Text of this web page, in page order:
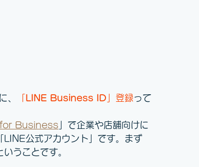
、
LINE Business ID 」登録って
for Business 」で企業や店舗向けに
LINE公式アカウント」です。まず
うことです。